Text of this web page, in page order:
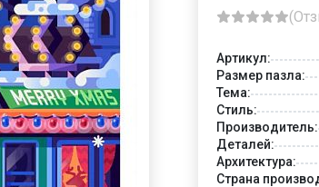
Артикул:
Размер пазла:
Тема:
Стиль:
Производитель:
Деталей:
Архитектура:
Страна